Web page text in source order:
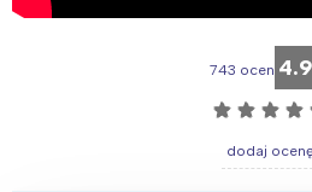
743 ocen
☆ ☆ ☆ ☆
dodaj